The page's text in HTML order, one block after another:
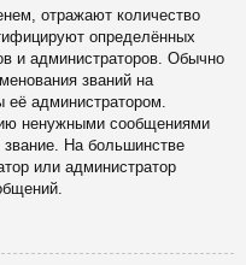
отражают количество
определённых
и администраторов. Обычно
званий на
её администратором.
ненужными сообщениями
звание. На большинстве
или администратор